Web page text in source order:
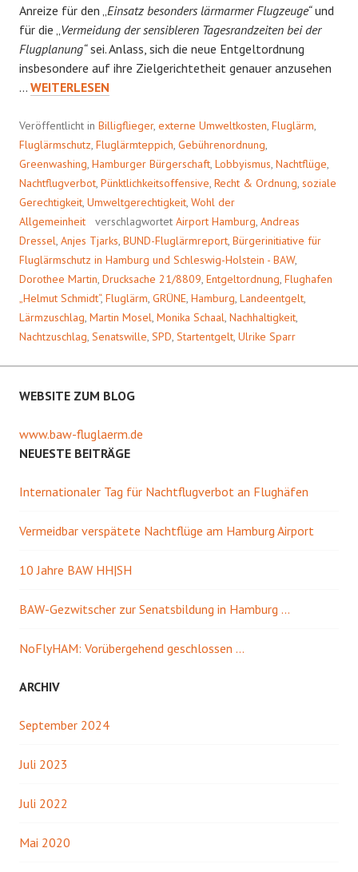
Anreize für den „ Einsatz besonders lärmarmer Flugzeuge“und
für die „ Vermeidung der sensibleren Tagesrandzeiten bei der
Flugplanung“sei. Anlass, sich die neue Entgeltordnung
insbesondere auf ihre Zielgerichtetheit genauer anzusehen
… ENTGELT(UN)ORDNUNG
WEITERLESEN
Veröffentlicht in Billigflieger, externe Umweltkosten Fluglärm
Fluglärmschutz Fluglärmteppich Gebührenordnung
Greenwashing Hamburger Bürgerschaft Lobbyismus Nachtflüge
Nachtflugverbot Pünktlichkeitsoffensive Recht & Ordnung soziale
Gerechtigkeit Umweltgerechtigkeit Wohl der
Allgemeinheit
verschlagwortet Airport Hamburg Andreas
Dressel Anjes Tjarks BUND-Fluglärmreport Bürgerinitiative für
Fluglärmschutz in Hamburg und Schleswig-Holstein - BAW,
Dorothee Martin Drucksache 21/8809 Entgeltordnung Flughafen
„Helmut Schmidt“, Fluglärm GRÜNE Hamburg Landeentgelt
Lärmzuschlag Martin Mosel Monika Schaal Nachhaltigkeit
Nachtzuschlag Senatswille SPD Startentgelt Ulrike Sparr
WEBSITE ZUM BLOG
www.baw-fluglaerm.de
NEUESTE BEITRÄGE
Internationaler Tag für Nachtflugverbot an Flughäfen
Vermeidbar verspätete Nachtflüge am Hamburg Airport
10 Jahre BAW HH|SH
BAW-Gezwitscher zur Senatsbildung in Hamburg …
NoFlyHAM: Vorübergehend geschlossen …
ARCHIV
September 2024
Juli 2023
Juli 2022
Mai 2020